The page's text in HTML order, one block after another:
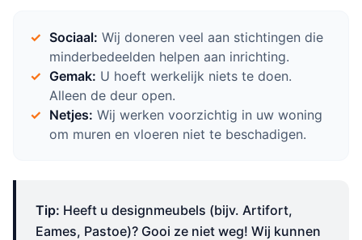
Sociaal: Wij doneren veel aan stichtingen die
minderbedeelden helpen aan inrichting.
Gemak: U hoeft werkelijk niets te doen.
Alleen de deur open.
Netjes: Wij werken voorzichtig in uw woning
om muren en vloeren niet te beschadigen.
Tip: Heeft u designmeubels (bijv. Artifort,
Eames, Pastoe)? Gooi ze niet weg! Wij kunnen